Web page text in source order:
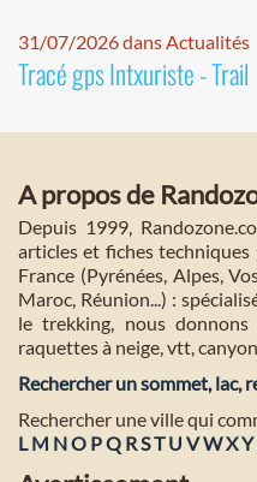
31/07/2026 dans Actualités
Tracé gps Intxuriste - Trail
A propos de
Depuis 1999,
articles et fiches
France (Pyrénées, Alpes,
Maroc, Réunion...) :
le trekking, nous
raquettes à neige, vtt,
Rechercher un sommet, lac,
Rechercher une ville qui
L M NO PQ R ST U VWXY